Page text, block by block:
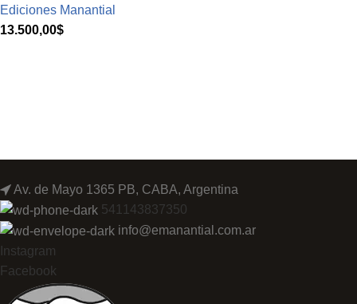
Ediciones Manantial
13.500,00$
Av. de Mayo 1365 PB, CABA, Argentina
541143837350
info@emanantial.com.ar
Instagram
Facebook